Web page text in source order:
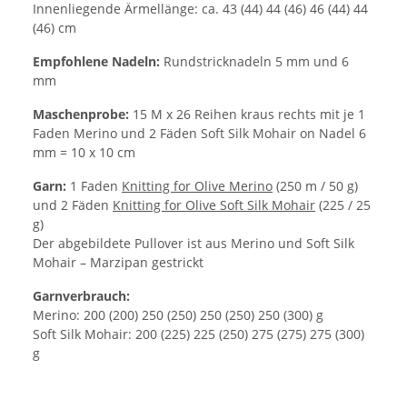
Innenliegende Ärmellänge: ca. 43 (44) 44 (46) 46 (44) 44
(46) cm
Empfohlene Nadeln: Rundstricknadeln 5 mm und 6
mm
Maschenprobe: 15 M x 26 Reihen kraus rechts mit je 1
Faden Merino und 2 Fäden Soft Silk Mohair on Nadel 6
mm = 10 x 10 cm
Garn: 1 Faden Knitting for Olive Merino (250 m / 50 g)
und 2 Fäden Knitting for Olive Soft Silk Mohair (225 / 25
g)
Der abgebildete Pullover ist aus Merino und Soft Silk
Mohair – Marzipan gestrickt
Garnverbrauch:
Merino: 200 (200) 250 (250) 250 (250) 250 (300) g
Soft Silk Mohair: 200 (225) 225 (250) 275 (275) 275 (300)
g